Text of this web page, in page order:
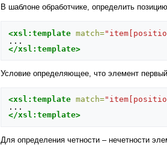
В шаблоне обработчике, определить
<xsl:template match=
</xsl:template>
Условие определяющее, что элемент
<xsl:template match=
</xsl:template>
Для определения четности – нечетности